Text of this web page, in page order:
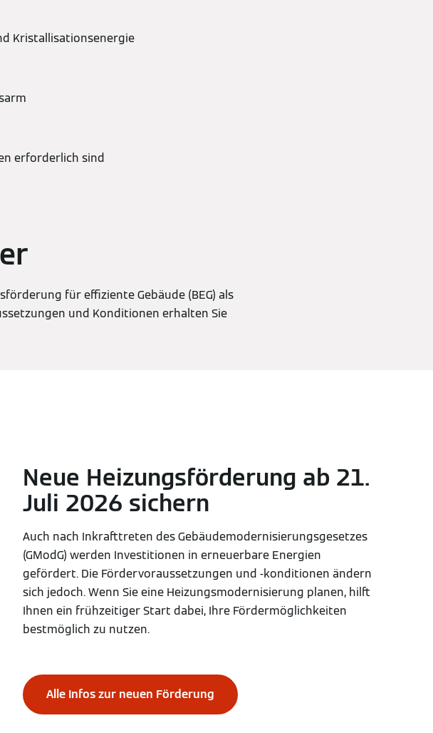
Kristallisationsenergie
erforderlich sind
für effiziente Gebäude (BEG) als
und Konditionen erhalten Sie
Neue Heizungsförderung ab 21.
Juli 2026 sichern
Auch nach Inkrafttreten des Gebäudemodernisierungsgesetzes
(GModG) werden Investitionen in erneuerbare Energien
gefördert. Die Fördervoraussetzungen und -konditionen ändern
sich jedoch. Wenn Sie eine Heizungsmodernisierung planen, hilft
Ihnen ein frühzeitiger Start dabei, Ihre Fördermöglichkeiten
bestmöglich zu nutzen.
Alle Infos zur neuen Förderung